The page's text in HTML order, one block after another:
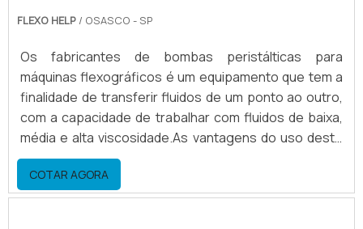
FLEXO HELP / OSASCO - SP
Os fabricantes de bombas peristálticas para
máquinas flexográficos é um equipamento que tem a
finalidade de transferir fluidos de um ponto ao outro,
com a capacidade de trabalhar com fluidos de baixa,
média e alta viscosidade.As vantagens do uso deste
equipamento Economia de energia elétrica; Economia
de solventes; Agilidade na limpeza a
preparação.Maiores informações sobre fabricantes
COTAR AGORA